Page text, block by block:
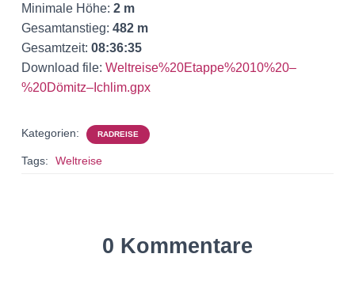
Minimale Höhe: 2 m
Gesamtanstieg: 482 m
Gesamtzeit: 08:36:35
Download file: Weltreise%20Etappe%2010%20–
%20Dömitz–Ichlim.gpx
Kategorien: RADREISE
Tags: Weltreise
0 Kommentare